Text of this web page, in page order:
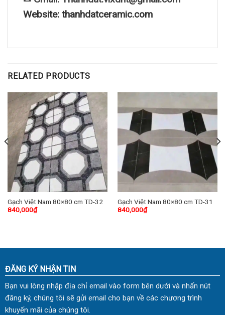
Website: thanhdatceramic.com
RELATED PRODUCTS
Gạch Việt Nam 80×80 cm TD-32
840,000₫
Gạch Việt Nam 80×80 cm TD-31
840,000₫
ĐĂNG KÝ NHẬN TIN
Bạn vui lòng nhập địa chỉ email vào form bên dưới và nhấn nút
đăng ký, chúng tôi sẽ gửi email cho bạn về các chương trình
khuyến mãi của chúng tôi.